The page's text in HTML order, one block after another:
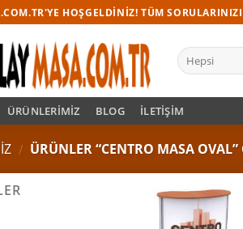
HOŞGELDINIZ! TÜM
ÜRÜNLERİMİZ BLOG İLETIŞIM
/ ÜRÜNLER “CENTRO MASA